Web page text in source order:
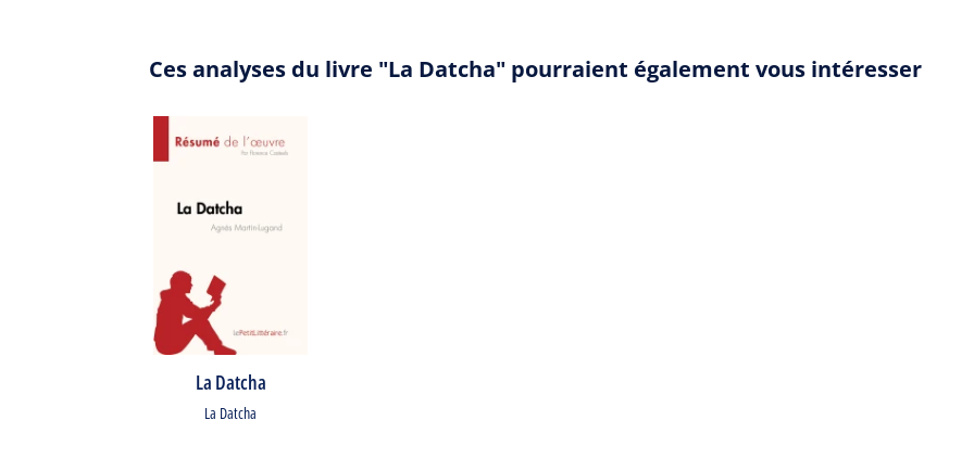
Ces analyses du livre "La Datcha" pourraient également vous intéresser
La Datcha
La Datcha